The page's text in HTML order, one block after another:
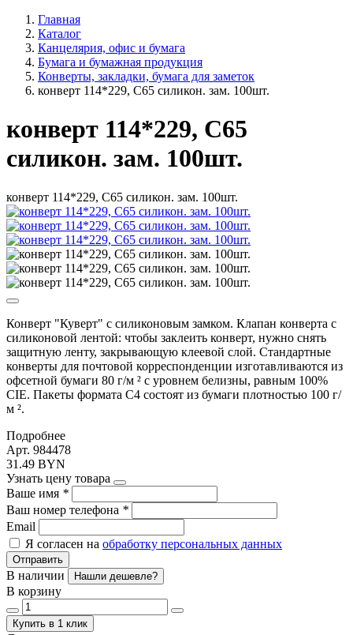
Главная
Каталог
Канцелярия, офис и бумага
Бумага и бумажная продукция
Конверты, закладки, бумага для заметок
конверт 114*229, С65 силикон. зам. 100шт.
конверт 114*229, С65
силикон. зам. 100шт.
конверт 114*229, С65 силикон. зам. 100шт.
Конверт "Куверт" с силиконовым замком. Клапан конверта с
силиконовой лентой: чтобы заклеить конверт, нужно снять
защитную ленту, закрывающую клеевой слой. Стандартные
конверты для почтовой корреспонденции изготавливаются из
офсетной бумаги 80 г/м ² с уровнем белизны, равным 100%
CIE. Пакеты формата С4 состоят из бумаги плотностью 100 г/
м ².
Подробнее
Арт. 984478
31.49 BYN
Узнать цену товара
Ваше имя *
Ваш номер телефона *
Email
Я согласен на обработку персональных данных
Отправить
В наличии Нашли дешевле?
В корзину
Купить в 1 клик